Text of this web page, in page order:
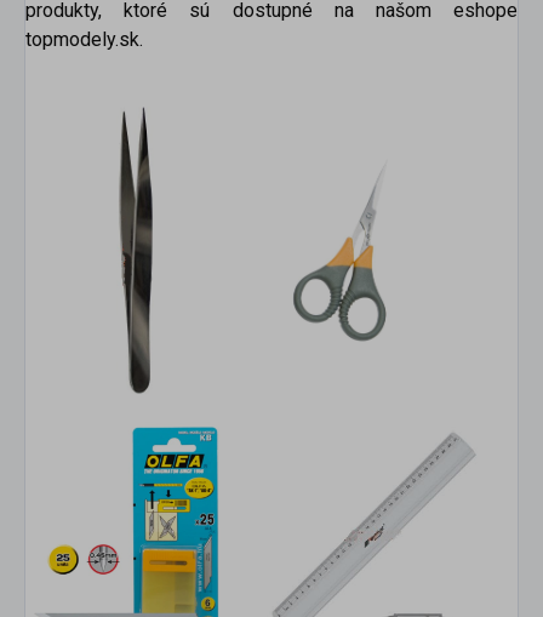
produkty, ktoré sú dostupné na našom eshope
topmodely.sk.